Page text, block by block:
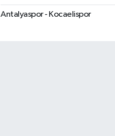
Antalyaspor - Kocaelispor